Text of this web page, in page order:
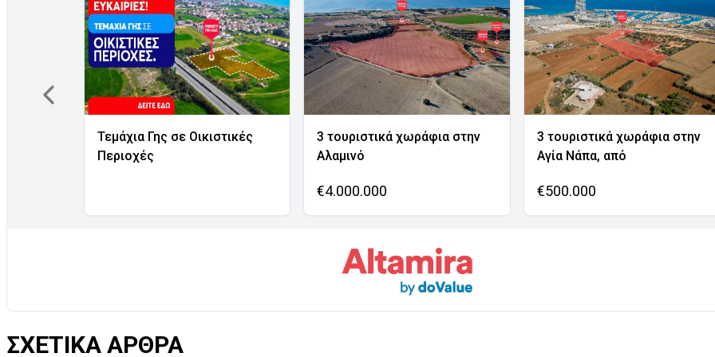
Τεμάχια Γης σε Οικιστικές
Περιοχές
3 τουριστικά χωράφια στην
Αλαμινό
€4.000.000
3 τουριστικά χωράφια στην
Αγία Νάπα, από
€500.000
ΣΧΕΤΙΚΑ ΑΡΘΡΑ